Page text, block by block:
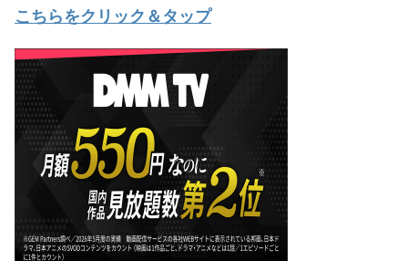
こちらをクリック＆タップ